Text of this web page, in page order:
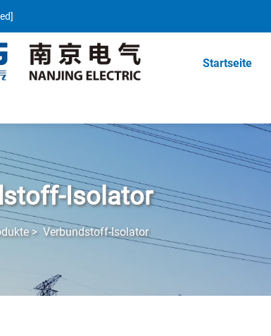
Startseite
Isolator
> Verbundstoff-Isolator